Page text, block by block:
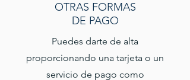
​OTRAS FORMAS
DE PAGO
Puedes darte de alta
proporcionando una tarjeta o un
servicio de pago como